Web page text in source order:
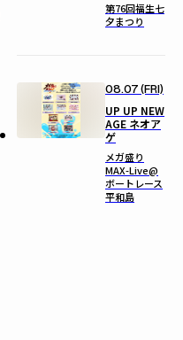
第76回福生七
夕まつり
08.07 (FRI)
UP UP NEW
AGE ネオア
ゲ
メガ盛り
MAX-Live@
ボートレース
平和島